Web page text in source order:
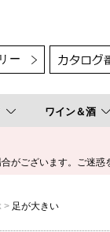
ワイン＆酒
がございます。ご迷惑
足が大きい